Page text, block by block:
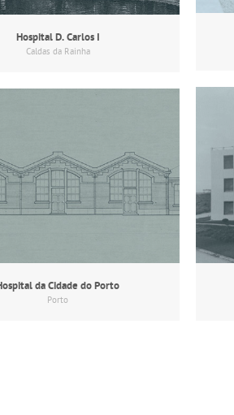
Hospital D. Carlos I
Caldas da Rainha
da Cidade do Porto
Porto